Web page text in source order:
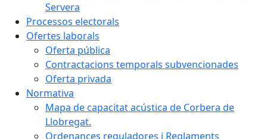
Servera
Processos electorals
Ofertes laborals
Oferta pública
Contractacions temporals subvencionades
Oferta privada
Normativa
Mapa de capacitat acústica de Corbera de
Llobregat.
Ordenances reguladores i Reglaments